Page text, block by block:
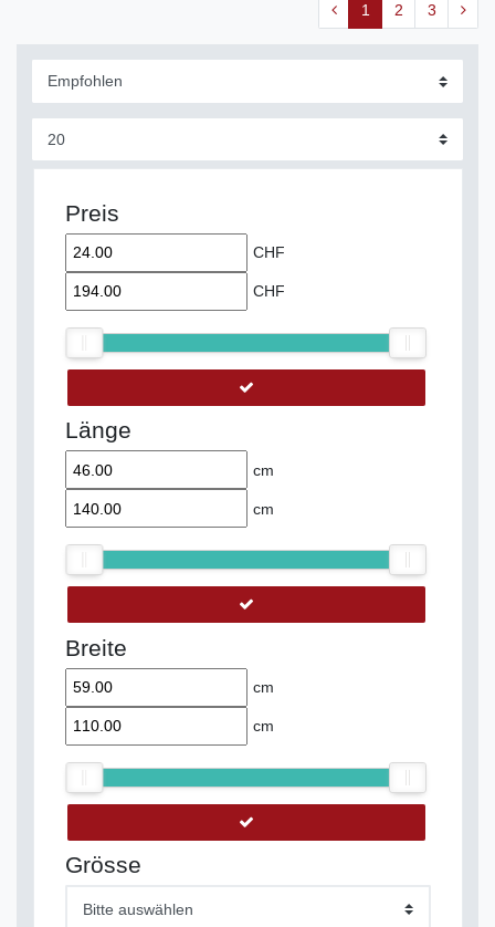
1 2 3
Preis
CHF
CHF
Länge
cm
cm
Breite
cm
cm
Grösse
Bitte auswählen